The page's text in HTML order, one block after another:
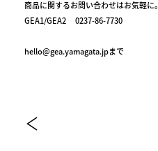
商品に関するお問い合わせはお気軽に。
GEA1/GEA2 0237-86-7730
hello@gea.yamagata.jpまで